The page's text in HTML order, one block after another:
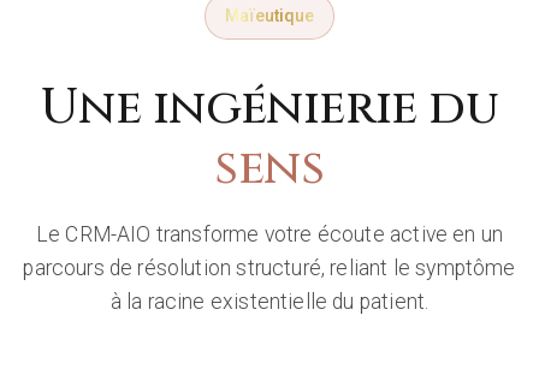
Maïeutique
Une ingénierie du
sens
Le CRM-AIO transforme votre écoute active en un
parcours de résolution structuré, reliant le symptôme
à la racine existentielle du patient.